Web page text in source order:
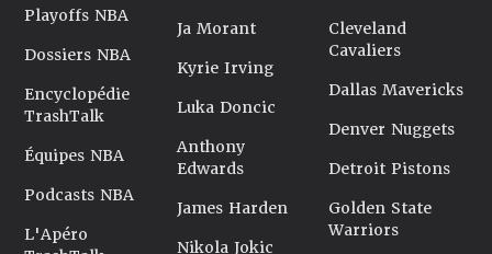
Playoffs NBA
Dossiers NBA
Encyclopédie
TrashTalk
Équipes NBA
Podcasts NBA
L'Apéro
Ja Morant
Kyrie Irving
Luka Doncic
Anthony
Edwards
James Harden
Nikola Jokic
Cleveland
Cavaliers
Dallas Mavericks
Denver Nuggets
Detroit Pistons
Golden State
Warriors